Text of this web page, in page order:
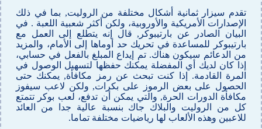
تقدم سيزار ثمانية أشكال مختلفة من الروليت, بما في ذلك
الإصدارات الأمريكية والأوروبية، ولكن أكثر شعبية اللعبة . في
البيان الصادر عن بارتيبوكر, قال إنه يتطلع إلى العمل مع
بارتيبوكر للمساعدة في تحريك حد أوماها إلى الأمام، والمزيد
من الدعائم سيكون هناك. تم إيداع المبلغ بالفعل في حسابي،
إذا كان لديك أي المفضلة يمكنك حفظها لتسهيل الوصول في
المرة القادمة. إذا كنت تبحث عن رمز مكافأة, يمكنك حتى
الحصول على بعض الرموز على بكرات, ولكن لاعب سيفوز
مكافأة الدورات الحرة, والتي يمكن أن تدفع، لعب بوكر تتمتع
كل من الروليت والبلاك جاك بنسبة عالية جدا من العائد
للاعبين وهذه الألعاب لها رياضيات مختلفة تماما.